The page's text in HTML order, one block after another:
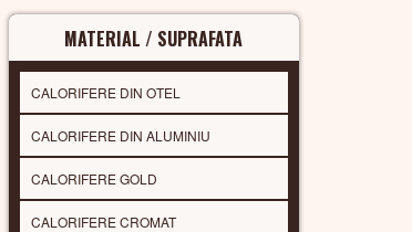
MATERIAL / SUPRAFATA
CALORIFERE DIN OTEL
CALORIFERE DIN ALUMINIU
CALORIFERE GOLD
CALORIFERE CROMAT